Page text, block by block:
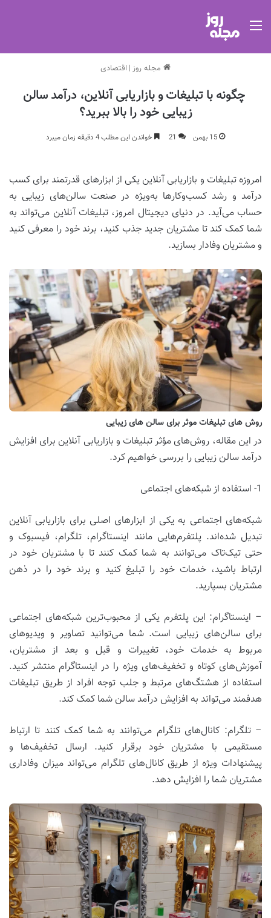
مجله روز | اقتصادی
چگونه با تبلیغات و بازاریابی آنلاین، درآمد سالن
زیبایی خود را بالا ببرید؟
15 بهمن 21 خواندن این مطلب 4 دقیقه زمان میبرد
امروزه تبلیغات و بازاریابی آنلاین یکی از ابزارهای قدرتمند برای کسب
درآمد و رشد کسب‌وکارها به‌ویژه در صنعت سالن‌های زیبایی به
حساب می‌آید. در دنیای دیجیتال امروز، تبلیغات آنلاین می‌تواند به
شما کمک کند تا مشتریان جدید جذب کنید، برند خود را معرفی کنید
و مشتریان وفادار بسازید.
روش های تبلیغات موثر برای سالن های زیبایی
در این مقاله، روش‌های مؤثر تبلیغات و بازاریابی آنلاین برای افزایش
درآمد سالن زیبایی را بررسی خواهیم کرد.
1- استفاده از شبکه‌های اجتماعی
شبکه‌های اجتماعی به یکی از ابزارهای اصلی برای بازاریابی آنلاین
تبدیل شده‌اند. پلتفرم‌هایی مانند اینستاگرام، تلگرام، فیسبوک و
حتی تیک‌تاک می‌توانند به شما کمک کنند تا با مشتریان خود در
ارتباط باشید، خدمات خود را تبلیغ کنید و برند خود را در ذهن
مشتریان بسپارید.
– اینستاگرام: این پلتفرم یکی از محبوب‌ترین شبکه‌های اجتماعی
برای سالن‌های زیبایی است. شما می‌توانید تصاویر و ویدیوهای
مربوط به خدمات خود، تغییرات و قبل و بعد از مشتریان،
آموزش‌های کوتاه و تخفیف‌های ویژه را در اینستاگرام منتشر کنید.
استفاده از هشتگ‌های مرتبط و جلب توجه افراد از طریق تبلیغات
هدفمند می‌تواند به افزایش درآمد سالن شما کمک کند.
– تلگرام: کانال‌های تلگرام می‌توانند به شما کمک کنند تا ارتباط
مستقیمی با مشتریان خود برقرار کنید. ارسال تخفیف‌ها و
پیشنهادات ویژه از طریق کانال‌های تلگرام می‌تواند میزان وفاداری
مشتریان شما را افزایش دهد.